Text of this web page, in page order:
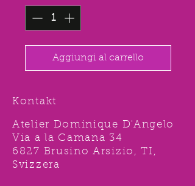
Aggiungi al carrello
Kontakt
Atelier Dominique D'Angelo
Via a la Camana 34
6827 Brusino Arsizio, TI,
Svizzera